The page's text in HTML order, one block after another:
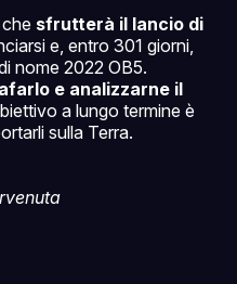
sfrutterà il lancio di
e, entro 301 giorni,
nome 2022 OB5.
e analizzarne il
a lungo termine è
sulla Terra.